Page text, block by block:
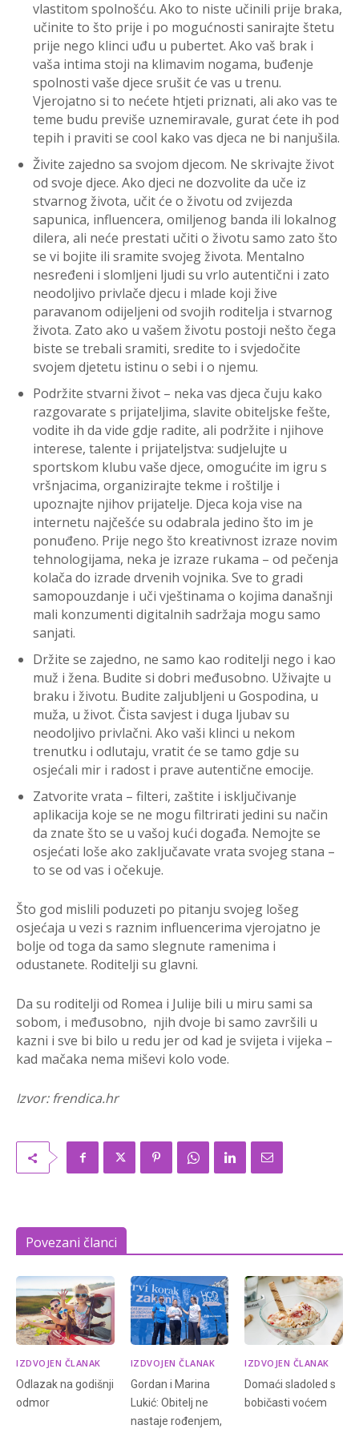
vlastitom spolnošću. Ako to niste učinili prije braka,
učinite to što prije i po mogućnosti sanirajte štetu
prije nego klinci uđu u pubertet. Ako vaš brak i
vaša intima stoji na klimavim nogama, buđenje
spolnosti vaše djece srušit će vas u trenu.
Vjerojatno si to nećete htjeti priznati, ali ako vas te
teme budu previše uznemiravale, gurat ćete ih pod
tepih i praviti se cool kako vas djeca ne bi nanjušila.
Živite zajedno sa svojom djecom. Ne skrivajte život
od svoje djece. Ako djeci ne dozvolite da uče iz
stvarnog života, učit će o životu od zvijezda
sapunica, influencera, omiljenog banda ili lokalnog
dilera, ali neće prestati učiti o životu samo zato što
se vi bojite ili sramite svojeg života. Mentalno
nesređeni i slomljeni ljudi su vrlo autentični i zato
neodoljivo privlače djecu i mlade koji žive
paravanom odijeljeni od svojih roditelja i stvarnog
života. Zato ako u vašem životu postoji nešto čega
biste se trebali sramiti, sredite to i svjedočite
svojem djetetu istinu o sebi i o njemu.
Podržite stvarni život – neka vas djeca čuju kako
razgovarate s prijateljima, slavite obiteljske fešte,
vodite ih da vide gdje radite, ali podržite i njihove
interese, talente i prijateljstva: sudjelujte u
sportskom klubu vaše djece, omogućite im igru s
vršnjacima, organizirajte tekme i roštilje i
upoznajte njihov prijatelje. Djeca koja vise na
internetu najčešće su odabrala jedino što im je
ponuđeno. Prije nego što kreativnost izraze novim
tehnologijama, neka je izraze rukama – od pečenja
kolača do izrade drvenih vojnika. Sve to gradi
samopouzdanje i uči vještinama o kojima današnji
mali konzumenti digitalnih sadržaja mogu samo
sanjati.
Držite se zajedno, ne samo kao roditelji nego i kao
muž i žena. Budite si dobri međusobno. Uživajte u
braku i životu. Budite zaljubljeni u Gospodina, u
muža, u život. Čista savjest i duga ljubav su
neodoljivo privlačni. Ako vaši klinci u nekom
trenutku i odlutaju, vratit će se tamo gdje su
osjećali mir i radost i prave autentične emocije.
Zatvorite vrata – filteri, zaštite i isključivanje
aplikacija koje se ne mogu filtrirati jedini su način
da znate što se u vašoj kući događa. Nemojte se
osjećati loše ako zaključavate vrata svojeg stana –
to se od vas i očekuje.
Što god mislili poduzeti po pitanju svojeg lošeg
osjećaja u vezi s raznim influencerima vjerojatno je
bolje od toga da samo slegnute ramenima i
odustanete. Roditelji su glavni.
Da su roditelji od Romea i Julije bili u miru sami sa
sobom, i međusobno, njih dvoje bi samo završili u
kazni i sve bi bilo u redu jer od kad je svijeta i vijeka –
kad mačaka nema miševi kolo vode.
Izvor: frendica.hr
Povezani članci
IZDVOJEN ČLANAK
Odlazak na godišnji
odmor
IZDVOJEN ČLANAK
Gordan i Marina
Lukić: Obitelj ne
nastaje rođenjem,
IZDVOJEN ČLANAK
Domaći sladoled s
bobičasti voćem